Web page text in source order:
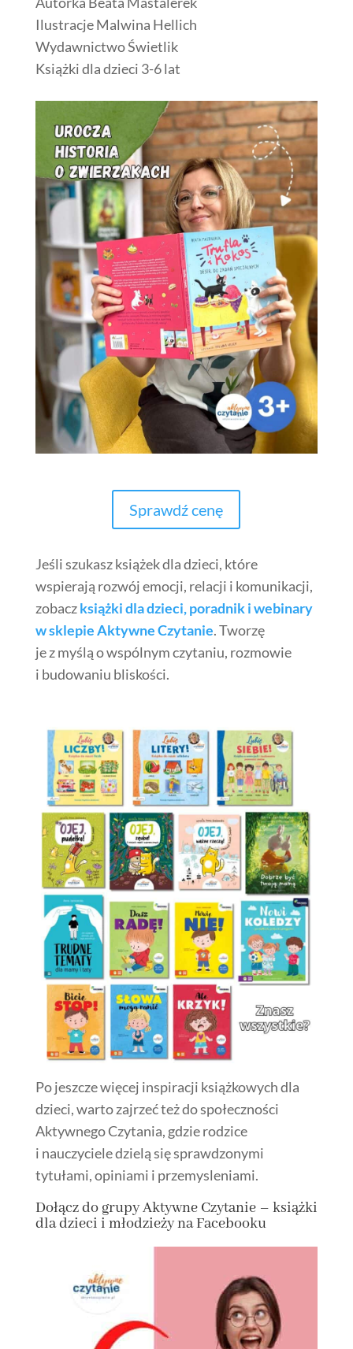
Ilustracje Malwina Hellich
Wydawnictwo Świetlik
Książki dla dzieci 3-6 lat
Sprawdź cenę
Jeśli szukasz książek dla dzieci, które
wspierają rozwój emocji, relacji i komunikacji,
zobaczksiążki dla dzieci, poradnik i webinary
w sklepieAktywne Czytanie. Tworzę
je z myślą o wspólnym czytaniu, rozmowie
i budowaniu bliskości.
Po jeszcze więcej inspiracji książkowych dla
dzieci, warto zajrzeć też do społeczności
Aktywnego Czytania, gdzie rodzice
i nauczyciele dzielą się sprawdzonymi
tytułami, opiniami i przemysleniami.
Dołączdo grupyAktywne Czytanie – książki
dla dzieci i młodzieży na Facebooku